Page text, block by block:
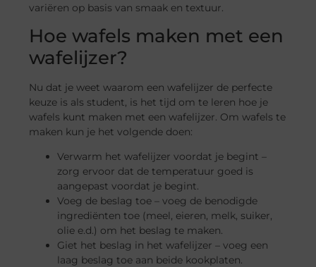
variëren op basis van smaak en textuur.
Hoe wafels maken met een
wafelijzer?
Nu dat je weet waarom een wafelijzer de perfecte
keuze is als student, is het tijd om te leren hoe je
wafels kunt maken met een wafelijzer. Om wafels te
maken kun je het volgende doen:
Verwarm het wafelijzer voordat je begint –
zorg ervoor dat de temperatuur goed is
aangepast voordat je begint.
Voeg de beslag toe – voeg de benodigde
ingrediënten toe (meel, eieren, melk, suiker,
olie e.d.) om het beslag te maken.
Giet het beslag in het wafelijzer – voeg een
laag beslag toe aan beide kookplaten.